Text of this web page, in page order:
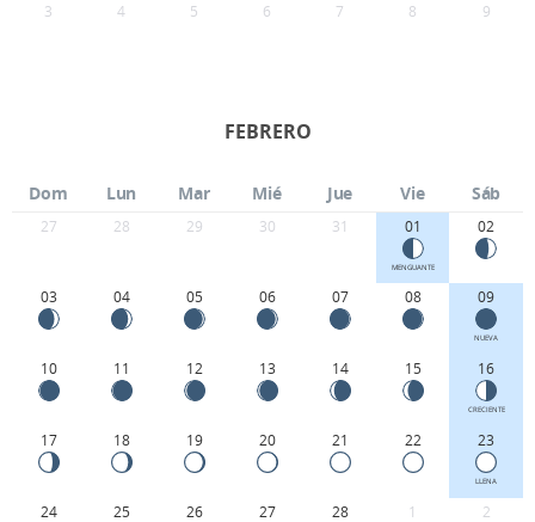
3 4 5 6 7 8 9
FEBRERO
Dom Lun Mar Mié Jue Vie Sáb
27 28 29 30 31 01
MENGUANTE
02
03 04 05 06 07 08 09
NUEVA
10 11 12 13 14 15 16
CRECIENTE
17 18 19 20 21 22 23
LLENA
24 25 26 27 28 1 2